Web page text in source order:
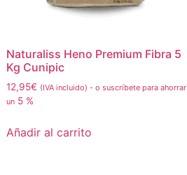
Naturaliss Heno Premium Fibra 5
Kg Cunipic
12,95€ (IVA incluido) - o suscríbete para ahorrar
un 5 %
Añadir al carrito